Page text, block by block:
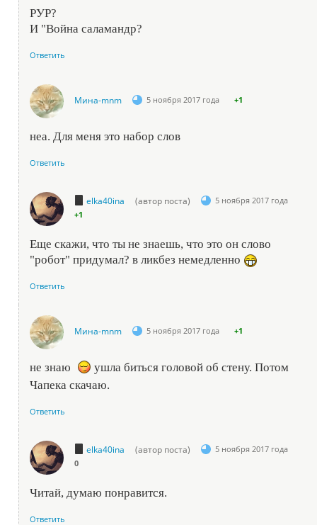
РУР?
И "Война саламандр?
Ответить
Мина-mnm 5 ноября 2017 года +1
неа. Для меня это набор слов
Ответить
elka40ina (автор поста)
5 ноября 2017 года
+1
Еще скажи, что ты не знаешь, что это он слово
"робот" придумал? в ликбез немедленно
Ответить
Мина-mnm 5 ноября 2017 года +1
не знаю
ушла биться головой об стену. Потом
Чапека скачаю.
Ответить
elka40ina (автор поста)
5 ноября 2017 года
0
Читай, думаю понравится.
Ответить